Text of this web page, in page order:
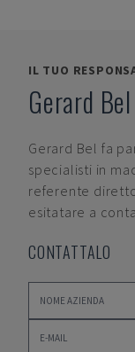
IL TUO
Gerard Bel
Gerard Bel fa
specialisti in
referente
esitatare a
CONTATTALO